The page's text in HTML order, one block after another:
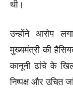
थी।
उन्होंने आरोप
मुख्यमंत्री की
कानूनी ढांचे के
निष्पक्ष और उचित